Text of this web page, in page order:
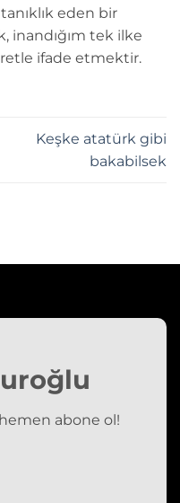
eden bir
inandığım tek ilke
ifade etmektir.
Keşke atatürk gibi
bakabilsek
hemen abone ol!